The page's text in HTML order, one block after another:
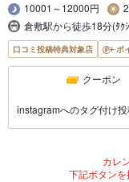
10001～12000円
倉敷駅から徒歩18分(ﾀｸ
口コミ投稿特典対象店 ポ
クーポン
instagramへのタグ付け
カレ
下記ボタンを